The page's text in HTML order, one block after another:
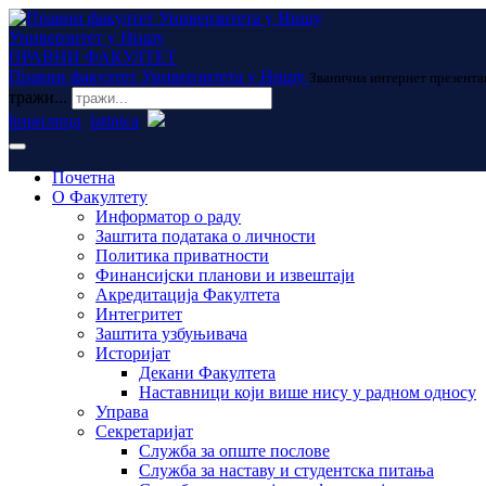
Универзитет у Нишу
ПРАВНИ ФАКУЛТЕТ
Правни факултет Универзитета у Нишу Званична интернет
тражи...
ћирилица latinica
Почетна
О Факултету
Информатор о раду
Заштита података о личности
Политика приватности
Финансијски планови и извештаји
Акредитација Факултета
Интегритет
Заштита узбуњивача
Историјат
Декани Факултета
Наставници који више нису у радном односу
Управа
Секретаријат
Служба за опште послове
Служба за наставу и студентска питања